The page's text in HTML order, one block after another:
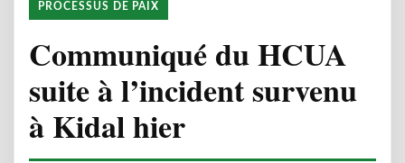
PROCESSUS DE PAIX
Communiqué du HCUA
suite à l’incident survenu
à Kidal hier